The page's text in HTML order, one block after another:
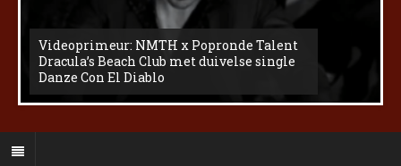
Videoprimeur: NMTH x Popronde Talent
Dracula’s Beach Club met duivelse single
Danze Con El Diablo